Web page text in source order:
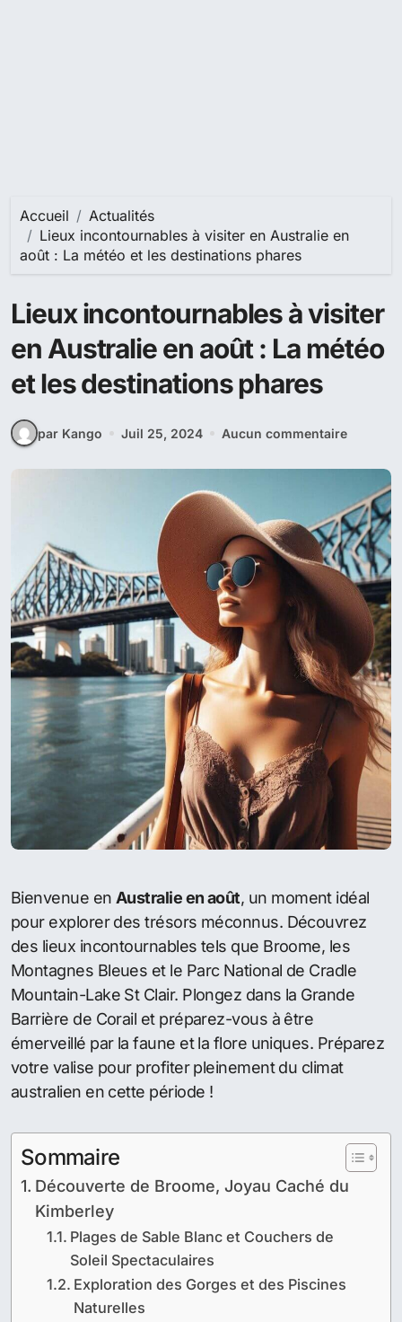
Accueil
Actualités
Lieux incontournables à visiter en Australie en
août : La météo et les destinations phares
Lieux incontournables à visiter
en Australie en août : La météo
et les destinations phares
par Kango Juil 25, 2024 Aucun commentaire
Bienvenue en Australie en août, un moment idéal
pour explorer des trésors méconnus. Découvrez
des lieux incontournables tels que Broome, les
Montagnes Bleues et le Parc National de Cradle
Mountain-Lake St Clair. Plongez dans la Grande
Barrière de Corail et préparez-vous à être
émerveillé par la faune et la flore uniques. Préparez
votre valise pour profiter pleinement du climat
australien en cette période !
Sommaire
Découverte de Broome, Joyau Caché du
Kimberley
Plages de Sable Blanc et Couchers de
Soleil Spectaculaires
Exploration des Gorges et des Piscines
Naturelles